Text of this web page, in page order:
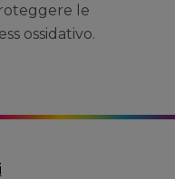
le
ossidativo.